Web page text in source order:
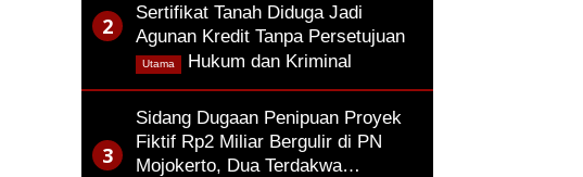
Sertifikat Tanah Diduga Jadi
Agunan Kredit Tanpa Persetujuan
Hukum dan Kriminal
Utama
Sidang Dugaan Penipuan Proyek
Fiktif Rp2 Miliar Bergulir di PN
Mojokerto, Dua Terdakwa…